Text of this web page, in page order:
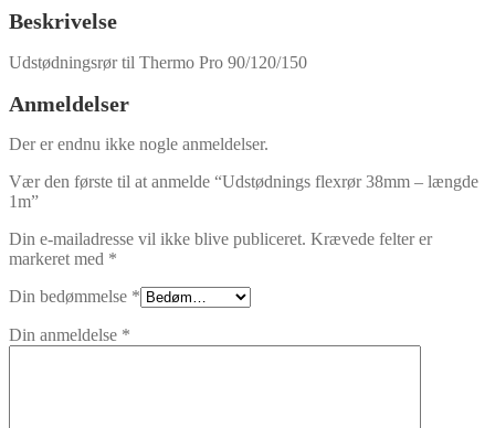
antal
Beskrivelse
Udstødningsrør til Thermo Pro 90/120/150
Anmeldelser
Der er endnu ikke nogle anmeldelser.
Vær den første til at anmelde “Udstødnings flexrør 38mm – længde
1m”
Din e-mailadresse vil ikke blive publiceret. Krævede felter er
markeret med *
Din bedømmelse *
Din anmeldelse *